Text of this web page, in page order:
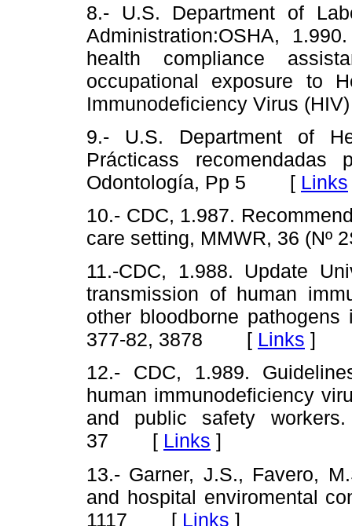
8.- U.S. Department of
Administration:OSHA,
health compliance
occupational exposure to
Immunodeficiency Virus
9.- U.S. Department of
Prácticass
Odontología, Pp 5 [ Links
10.- CDC, 1.987.
care setting, MMWR, 36
11.-CDC, 1.988. Update
transmission of human
other bloodborne
377-82, 3878 [ Links ]
12.- CDC, 1.989.
human immunodeficiency
and public safety
37 [ Links ]
13.- Garner, J.S., Favero,
and hospital enviromental
1117 [ Links ]